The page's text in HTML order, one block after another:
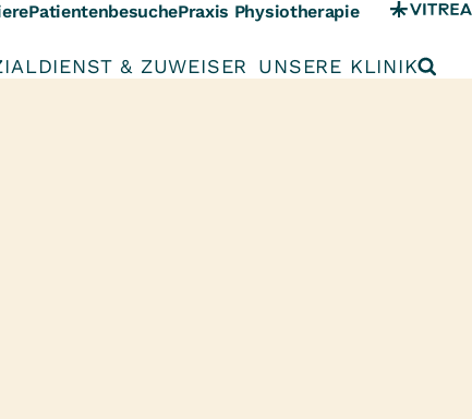
PatientenbesuchePraxis Physiotherapie
& ZUWEISER UNSERE KLINIK